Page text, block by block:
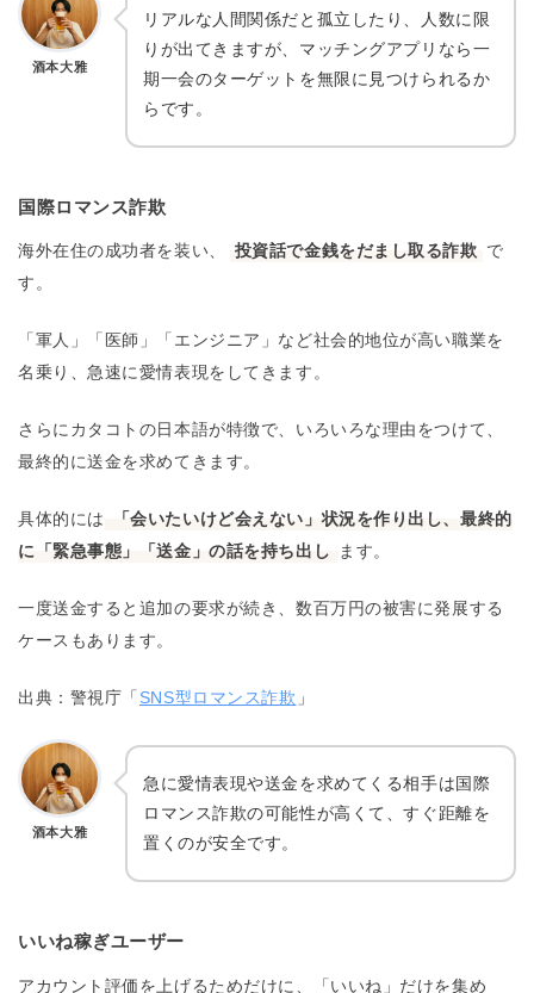
酒本大雅
リアルな人間関係だと孤立したり、人数に限
りが出てきますが、マッチングアプリなら一
期一会のターゲットを無限に見つけられるか
らです。
国際ロマンス詐欺
海外在住の成功者を装い、 投資話で金銭をだまし取る詐欺 で
す。
「軍人」「医師」「エンジニア」など社会的地位が高い職業を
名乗り、急速に愛情表現をしてきます。
さらにカタコトの日本語が特徴で、いろいろな理由をつけて、
最終的に送金を求めてきます。
具体的には
「会いたいけど会えない」状況を作り出し、最終的
に「緊急事態」「送金」の話を持ち出し
ます。
一度送金すると追加の要求が続き、数百万円の被害に発展する
ケースもあります。
出典：警視庁「 SNS型ロマンス詐欺 」
酒本大雅
急に愛情表現や送金を求めてくる相手は国際
ロマンス詐欺の可能性が高くて、すぐ距離を
置くのが安全です。
いいね稼ぎユーザー
アカウント評価を上げるためだけに、「いいね」だけを集め